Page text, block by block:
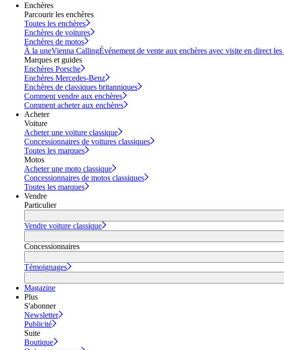
Enchères
Parcourir les enchères
Toutes les enchères
Enchères de voitures
Enchères de motos
À la uneVienna CallingÉvénement de vente aux enchères avec visite en direct
Marques et guides
Enchères Porsche
Enchères Mercedes-Benz
Enchères de classiques britanniques
Comment vendre aux enchères
Comment acheter aux enchères
Acheter
Voiture
Acheter une voiture classique
Concessionnaires de voitures classiques
Toutes les marques
Motos
Acheter une moto classique
Concessionnaires de motos classiques
Toutes les marques
Vendre
Particulier
Vendre voiture classique
Concessionnaires
Témoignages
Magazine
Plus
S'abonner
Newsletter
Publicité
Suite
Boutique